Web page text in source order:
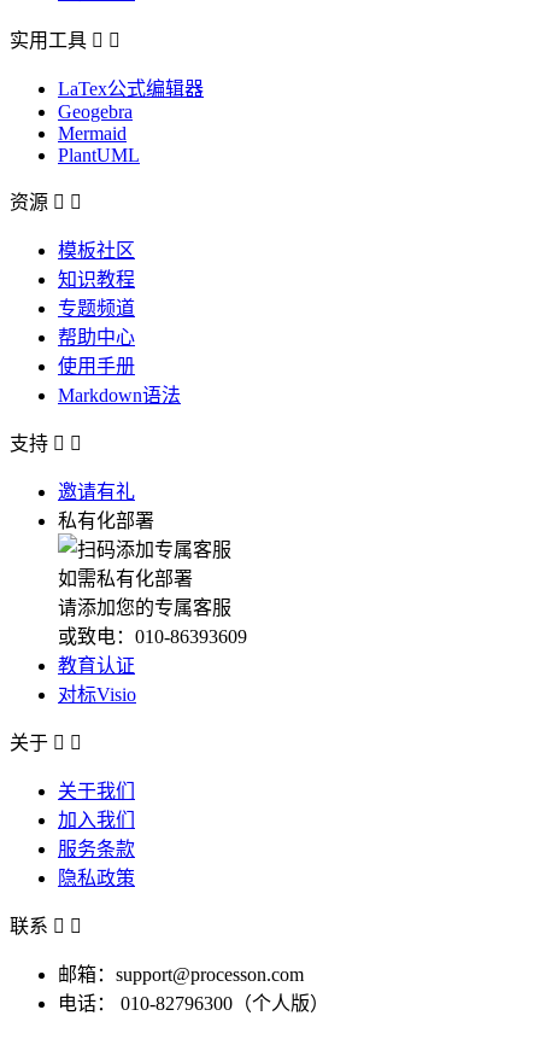
实用工具  
LaTex公式编辑器
Geogebra
Mermaid
PlantUML
资源  
模板社区
知识教程
专题频道
帮助中心
使用手册
Markdown语法
支持  
邀请有礼
私有化部署
如需私有化部署
请添加您的专属客服
或致电：010-86393609
教育认证
对标Visio
关于  
关于我们
加入我们
服务条款
隐私政策
联系  
邮箱：support@processon.com
电话：
010-82796300（个人版）